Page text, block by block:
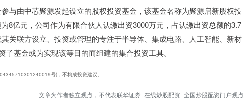
与由中芯聚源发起设立的股权投资基金，该基金名称为聚源启新股权投
8亿元，公司作为有限合伙人认缴出资3000万元，占认缴出资总额的3.7
关联方设立、投资或管理的专注于半导体、集成电路、人工智能、新材
基金或为实现该等目的而组建的集合投资工具。
号)，不构成投资建议。
文章为作者独立观点，不代表联华证券_在线炒股配资_全国炒股配资门户观点